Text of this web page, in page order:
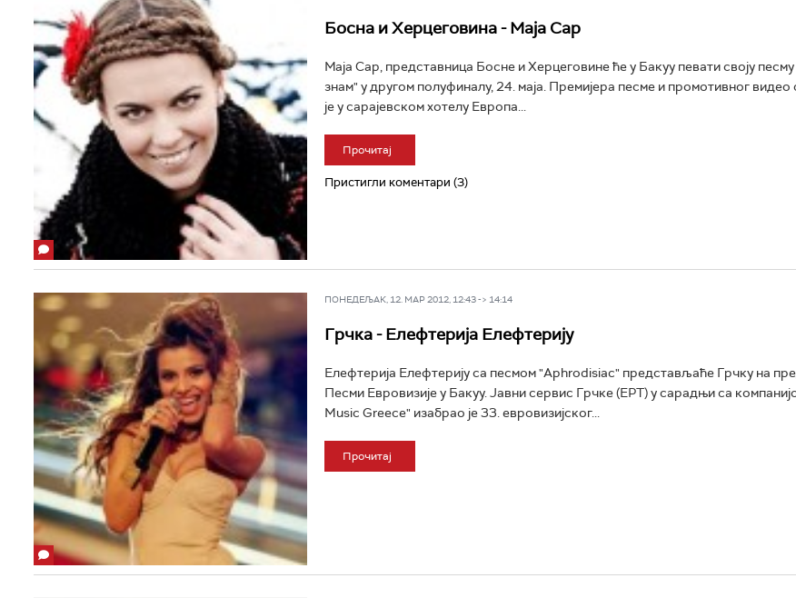
Босна и Херцеговина - Маја Сар
Маја Сар, представница Босне и Херцеговине ће у Бакуу певати своју
знам" у другом полуфиналу, 24. маја. Премијера песме и промотивног
је у сарајевском хотелу Европа...
Прочитај
Пристигли коментари (3)
ПОНЕДЕЉАК, 12. МАР 2012, 12:43 -> 14:14
Грчка - Елефтерија Елефтерију
Елефтерија Елефтерију са песмом "Aphrodisiac" представљаће Грчку на
Песми Евровизије у Бакуу. Јавни сервис Грчке (ЕРТ) у сарадњи са
Music Greece" изабрао је 33. евровизијског...
Прочитај